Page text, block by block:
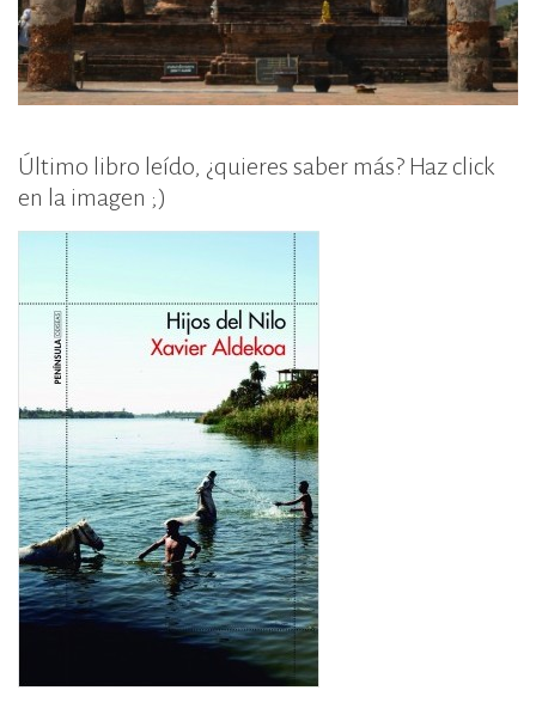
Último libro leído, ¿quieres saber más? Haz click
en la imagen ;)